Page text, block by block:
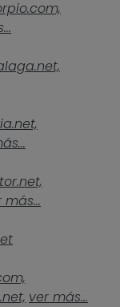
más...
ver más...